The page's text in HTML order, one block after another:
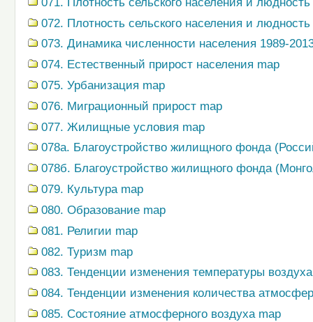
072. Плотность сельского населения и
073. Динамика численности населения 1989-2013
074. Естественный прирост населения map
075. Урбанизация map
076. Миграционный прирост map
077. Жилищные условия map
078a. Благоустройство жилищного фонда
078б. Благоустройство жилищного фонда
079. Культура map
080. Образование map
081. Религии map
082. Туризм map
083. Тенденции изменения температуры
084. Тенденции изменения количества
085. Состояние атмосферного воздуха map